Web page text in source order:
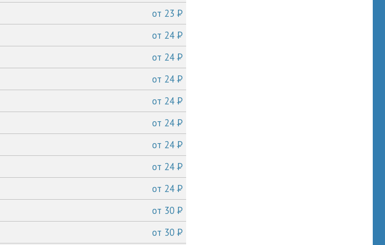
от 23P
от 24P
от 24P
от 24P
от 24P
от 24P
от 24P
от 24P
от 24P
от 30P
от 30P